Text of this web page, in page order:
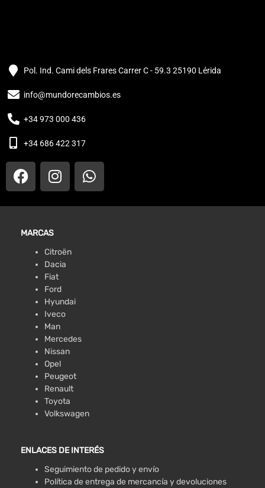
Pol. Ind. Cami dels Frares Carrer C - 59.3 25190 Lérida
info@mundorecambios.es
+34 973 000 436
+34 686 422 317
MARCAS
Citroën
Dacia
Fiat
Ford
Hyundai
Iveco
Man
Mercedes
Nissan
Opel
Peugeot
Renault
Toyota
Volkswagen
ENLACES DE INTERÉS
Seguimiento de pedido y envío
Política de entrega de mercancía y devoluciones